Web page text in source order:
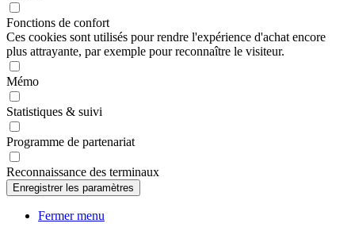
Fonctions de confort
Ces cookies sont utilisés pour rendre l'expérience d'achat encore
plus attrayante, par exemple pour reconnaître le visiteur.
Mémo
Statistiques & suivi
Programme de partenariat
Reconnaissance des terminaux
Fermer menu